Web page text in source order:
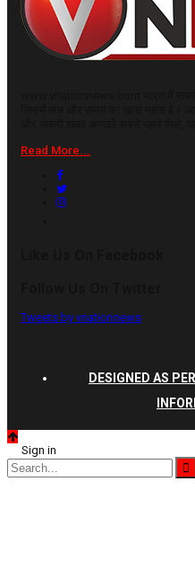
Read More...
Tweets by vnationnews
DESIGNED AS
Sign in